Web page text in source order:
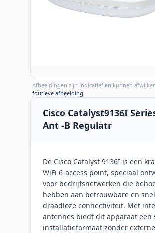
Afbeeldingen zijn indicatief en kunnen
foutieve afbeelding
Cisco Catalyst9136I
Ant -B Regulatr
De Cisco Catalyst 9136I is een
WiFi 6-access point, speciaal
voor bedrijfsnetwerken die
hebben aan betrouwbare en
draadloze connectiviteit. Met
antennes biedt dit apparaat een
installatieformaat zonder externe